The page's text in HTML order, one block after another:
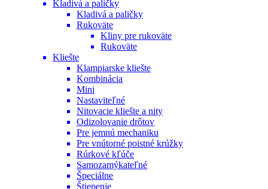
Kladivá a paličky
Kladivá a paličky
Rukoväte
Kliny pre rukoväte
Rukoväte
Kliešte
Klampiarske kliešte
Kombinácia
Mini
Nastaviteľné
Nitovacie kliešte a nity
Odizolovanie drôtov
Pre jemnú mechaniku
Pre vnútorné poistné krúžky
Rúrkové kľúče
Samozamýkateľné
Špeciálne
Štiepenie